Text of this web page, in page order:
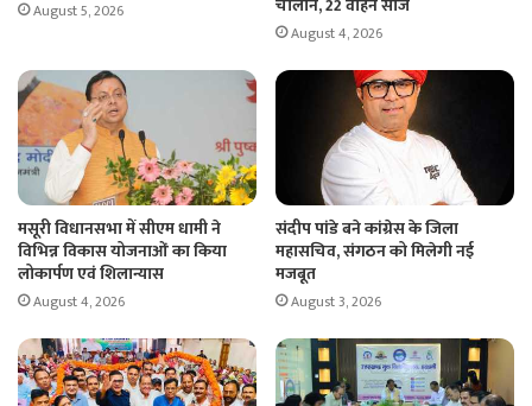
August 5, 2026 चालान, 22 वाहन सीज
August 4, 2026
मसूरी विधानसभा में सीएम धामी ने
विभिन्न विकास योजनाओं का किया
लोकार्पण एवं शिलान्यास
August 4, 2026
संदीप पांडे बने कांग्रेस के जिला
महासचिव, संगठन को मिलेगी नई
मजबूत
August 3, 2026